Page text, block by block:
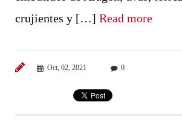
crujientes y […] Read more
Oct, 02, 2021 0